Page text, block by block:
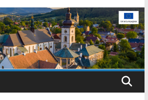
i użyczenie.
Województwa
oferty realizacji zadania publicznego
Teatralna” złożonej przez
dotyczące zmiany „Miejscowego